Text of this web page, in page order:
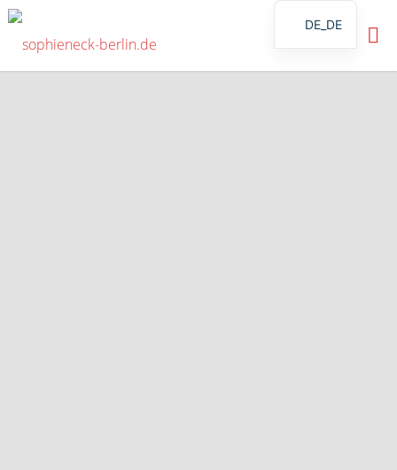
BERLIN.DE
DE_DE